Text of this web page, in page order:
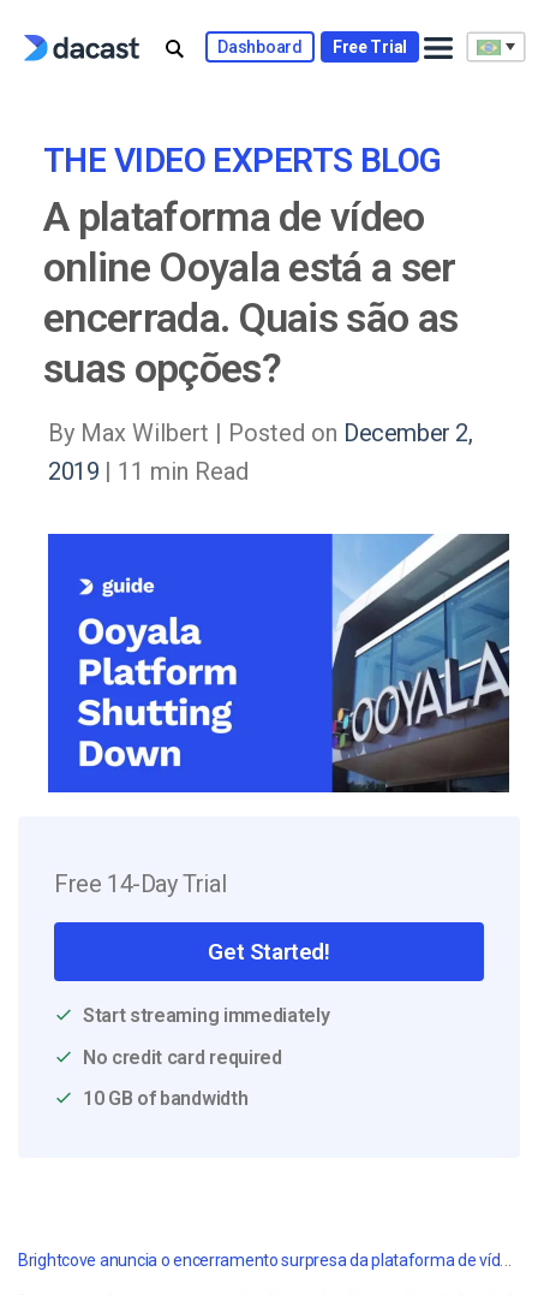
Dashboard Free Trial
THE VIDEO EXPERTS BLOG
A plataforma de vídeo
online Ooyala está a ser
encerrada. Quais são as
suas opções?
By Max Wilbert | Posted on December 2,
2019 | 11 min Read
Free 14-Day Trial
Get Started!
Start streaming immediately
No credit card required
10 GB of bandwidth
Brightcove anuncia o encerramento surpresa da plataforma de vídeo online Ooyala